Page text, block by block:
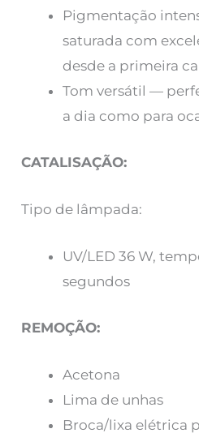
Pigmentação
saturada com
desde a primeira
Tom versátil —
a dia como para
CATALISAÇÃO:
Tipo de lâmpada:
UV/LED 36 W,
segundos
REMOÇÃO:
Acetona
Lima de unhas
Broca/lixa elétrica